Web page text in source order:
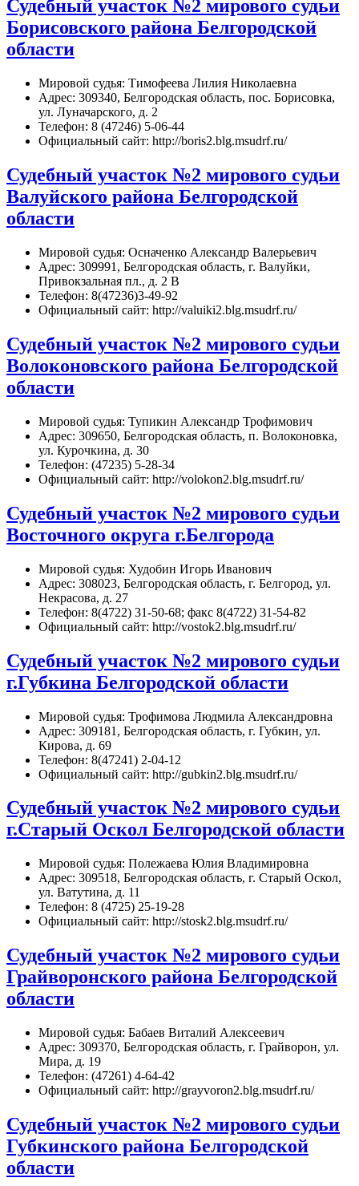
Судебный участок №2 мирового судьи
Борисовского района Белгородской
области
Мировой судья: Тимофеева Лилия Николаевна
Адрес: 309340, Белгородская область, пос. Борисовка,
ул. Луначарского, д. 2
Телефон: 8 (47246) 5-06-44
Официальный сайт: http://boris2.blg.msudrf.ru/
Судебный участок №2 мирового судьи
Валуйского района Белгородской
области
Мировой судья: Осначенко Александр Валерьевич
Адрес: 309991, Белгородская область, г. Валуйки,
Привокзальная пл., д. 2 В
Телефон: 8(47236)3-49-92
Официальный сайт: http://valuiki2.blg.msudrf.ru/
Судебный участок №2 мирового судьи
Волоконовского района Белгородской
области
Мировой судья: Тупикин Александр Трофимович
Адрес: 309650, Белгородская область, п. Волоконовка,
ул. Курочкина, д. 30
Телефон: (47235) 5-28-34
Официальный сайт: http://volokon2.blg.msudrf.ru/
Судебный участок №2 мирового судьи
Восточного округа г.Белгорода
Мировой судья: Худобин Игорь Иванович
Адрес: 308023, Белгородская область, г. Белгород, ул.
Некрасова, д. 27
Телефон: 8(4722) 31-50-68; факс 8(4722) 31-54-82
Официальный сайт: http://vostok2.blg.msudrf.ru/
Судебный участок №2 мирового судьи
г.Губкина Белгородской области
Мировой судья: Трофимова Людмила Александровна
Адрес: 309181, Белгородская область, г. Губкин, ул.
Кирова, д. 69
Телефон: 8(47241) 2-04-12
Официальный сайт: http://gubkin2.blg.msudrf.ru/
Судебный участок №2 мирового судьи
г.Старый Оскол Белгородской области
Мировой судья: Полежаева Юлия Владимировна
Адрес: 309518, Белгородская область, г. Старый Оскол,
ул. Ватутина, д. 11
Телефон: 8 (4725) 25-19-28
Официальный сайт: http://stosk2.blg.msudrf.ru/
Судебный участок №2 мирового судьи
Грайворонского района Белгородской
области
Мировой судья: Бабаев Виталий Алексеевич
Адрес: 309370, Белгородская область, г. Грайворон, ул.
Мира, д. 19
Телефон: (47261) 4-64-42
Официальный сайт: http://grayvoron2.blg.msudrf.ru/
Судебный участок №2 мирового судьи
Губкинского района Белгородской
области